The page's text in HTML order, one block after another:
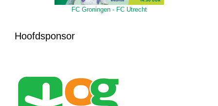
FC Groningen - FC Utrecht
Hoofdsponsor